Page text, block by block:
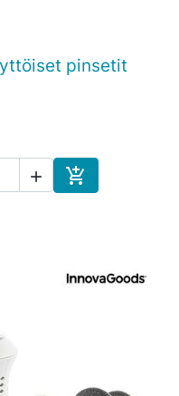
Pikakatselupinsetit
 
Ostoskoriin